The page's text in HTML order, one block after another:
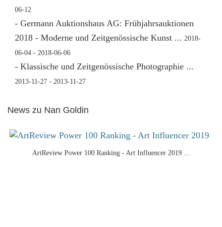
06-12
- Germann Auktionshaus AG: Frühjahrsauktionen
2018 - Moderne und Zeitgenössische Kunst ... 2018-
06-04 - 2018-06-06
- Klassische und Zeitgenössische Photographie ...
2013-11-27 - 2013-11-27
News zu Nan Goldin
ArtReview Power 100 Ranking - Art Influencer 2019 ...